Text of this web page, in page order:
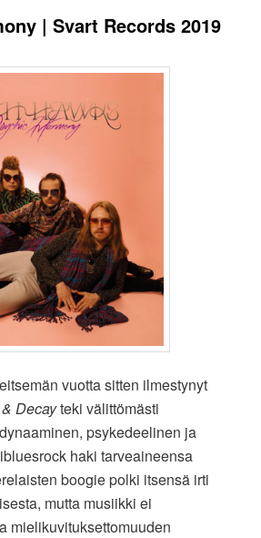
| Svart Records 2019
vuotta sitten ilmestynyt
Decayteki välittömästi
psykedeelinen ja
haki tarveaineensa
boogie polki itsensä irti
mutta musiikki ei
mielikuvituksettomuuden